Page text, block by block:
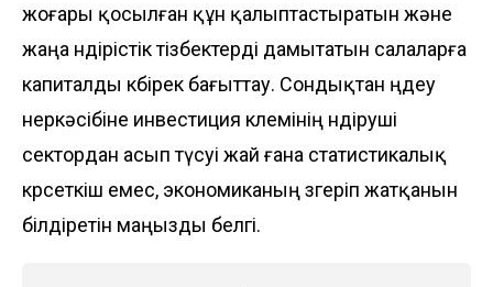
жоғары қосылған құн қалыптастыратын және
жаңа өндірістік тізбектерді дамытатын салаларға
капиталды көбірек бағыттау. Сондықтан өңдеу
өнеркәсібіне инвестиция көлемінің өндіруші
сектордан асып түсуі жай ғана статистикалық
көрсеткіш емес, экономиканың өзгеріп жатқанын
білдіретін маңызды белгі.